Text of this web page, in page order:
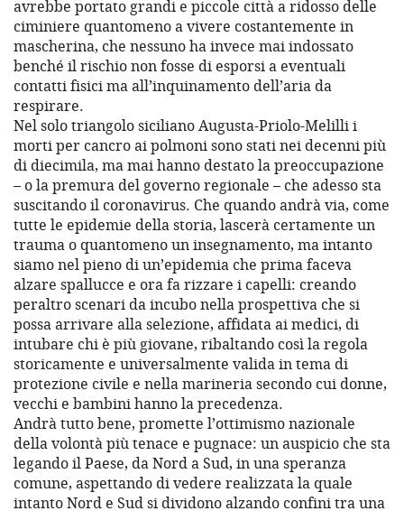
avrebbe portato grandi e piccole città a ridosso delle
ciminiere quantomeno a vivere costantemente in
mascherina, che nessuno ha invece mai indossato
benché il rischio non fosse di esporsi a eventuali
contatti fisici ma all’inquinamento dell’aria da
respirare.
Nel solo triangolo siciliano Augusta-Priolo-Melilli i
morti per cancro ai polmoni sono stati nei decenni più
di diecimila, ma mai hanno destato la preoccupazione
– o la premura del governo regionale – che adesso sta
suscitando il coronavirus. Che quando andrà via, come
tutte le epidemie della storia, lascerà certamente un
trauma o quantomeno un insegnamento, ma intanto
siamo nel pieno di un’epidemia che prima faceva
alzare spallucce e ora fa rizzare i capelli: creando
peraltro scenari da incubo nella prospettiva che si
possa arrivare alla selezione, affidata ai medici, di
intubare chi è più giovane, ribaltando così la regola
storicamente e universalmente valida in tema di
protezione civile e nella marineria secondo cui donne,
vecchi e bambini hanno la precedenza.
Andrà tutto bene, promette l’ottimismo nazionale
della volontà più tenace e pugnace: un auspicio che sta
legando il Paese, da Nord a Sud, in una speranza
comune, aspettando di vedere realizzata la quale
intanto Nord e Sud si dividono alzando confini tra una